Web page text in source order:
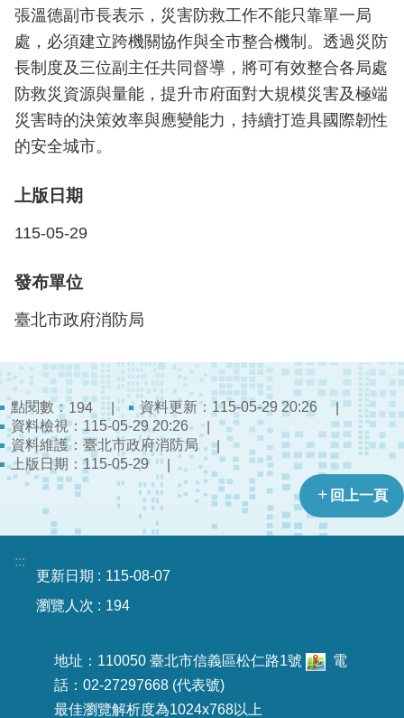
榮
譽
榜
聯
絡
資
關
結
陽
法
案
專
區
揭
弊
者
專
區
張溫德副市長表示，災害防救工作不能只靠單一局
處，必須建立跨機關協作與全市整合機制。透過災防
長制度及三位副主任共同督導，將可有效整合各局處
防救災資源與量能，提升市府面對大規模災害及極端
災害時的決策效率與應變能力，持續打造具國際韌性
的安全城市。
上版日期
115-05-29
發布單位
臺北市政府消防局
點閱數：194
資料更新：115-05-29 20:26
資料檢視：115-05-29 20:26
資料維護：臺北市政府消防局
上版日期：115-05-29
回上一頁
:::
更新日期
115-08-07
瀏覽人次
194
地址：110050 臺北市信義區松仁路1號
電
話：02-27297668 (代表號)
最佳瀏覽解析度為1024x768以上